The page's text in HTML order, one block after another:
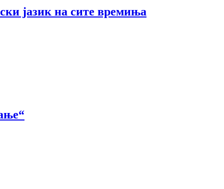
јазик на сите времиња